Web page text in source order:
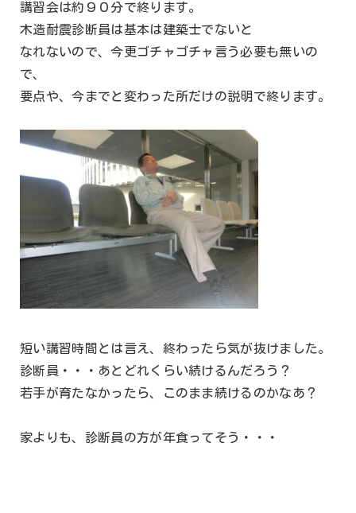
講習会は約９０分で終ります。
木造耐震診断員は基本は建築士でないと
なれないので、今更ゴチャゴチャ言う必要も無いの
で、
要点や、今までと変わった所だけの説明で終ります。
短い講習時間とは言え、終わったら気が抜けました。
診断員・・・あとどれくらい続けるんだろう？
若手が育たなかったら、このまま続けるのかなあ？
家よりも、診断員の方が年食ってそう・・・